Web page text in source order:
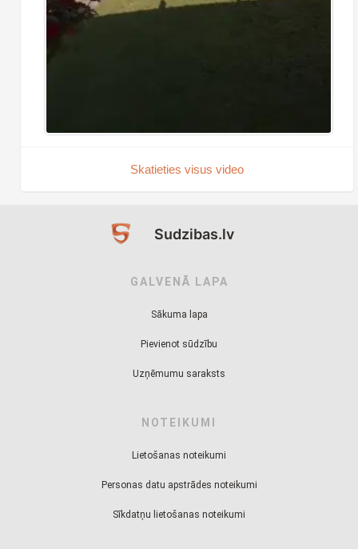
Skatieties visus video
Sudzibas.lv
GALVENĀ LAPA
Sākuma lapa
Pievienot sūdzību
Uzņēmumu saraksts
NOTEIKUMI
Lietošanas noteikumi
Personas datu apstrādes noteikumi
Sīkdatņu lietošanas noteikumi